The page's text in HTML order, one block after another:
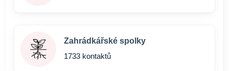
Zahrádkářské spolky
1733 kontaktů